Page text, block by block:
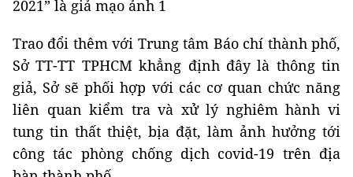
Trao đổi thêm với Trung tâm Báo chí thành phố,
Sở TT-TT TPHCM khẳng định đây là thông tin
giả, Sở sẽ phối hợp với các cơ quan chức năng
liên quan kiểm tra và xử lý nghiêm hành vi
tung tin thất thiệt, bịa đặt, làm ảnh hưởng tới
công tác phòng chống dịch covid-19 trên địa